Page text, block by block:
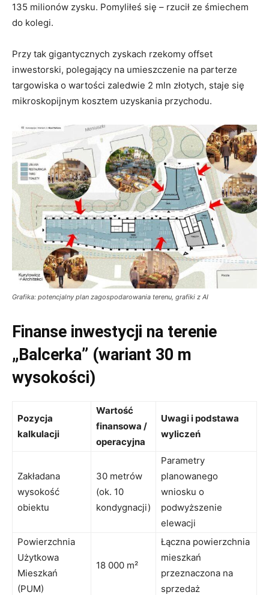
135 milionów zysku. Pomyliłeś się – rzucił ze śmiechem
do kolegi.
Przy tak gigantycznych zyskach rzekomy offset
inwestorski, polegający na umieszczenie na parterze
targowiska o wartości zaledwie 2 mln złotych, staje się
mikroskopijnym kosztem uzyskania przychodu.
Grafika: potencjalny plan zagospodarowania terenu, grafiki z AI
Finanse inwestycji na terenie
„Balcerka” (wariant 30 m
wysokości)
Pozycja
kalkulacji
Wartość
finansowa /
operacyjna
Uwagi i podstawa
wyliczeń
Zakładana
wysokość
obiektu
30 metrów
(ok. 10
kondygnacji)
Parametry
planowanego
wniosku o
podwyższenie
elewacji
Powierzchnia
Użytkowa
Mieszkań
(PUM)
18 000 m²
Łączna powierzchnia
mieszkań
przeznaczona na
sprzedaż